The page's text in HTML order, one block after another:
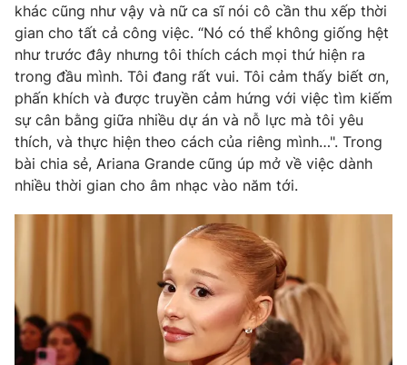
Video Shorts video
VTV Money VTV Thể thao
VTV Sức khoẻ Bất động sản
Thị trường 24h Tấm lòng Việt
Vươn mình bằng AI
VTV8
Liên hệ tòa soạn English
khác cũng như vậy và nữ ca sĩ nói cô cần thu xếp thời
gian cho tất cả công việc. “Nó có thể không giống hệt
như trước đây nhưng tôi thích cách mọi thứ hiện ra
trong đầu mình. Tôi đang rất vui. Tôi cảm thấy biết ơn,
phấn khích và được truyền cảm hứng với việc tìm kiếm
sự cân bằng giữa nhiều dự án và nỗ lực mà tôi yêu
thích, và thực hiện theo cách của riêng mình…". Trong
bài chia sẻ, Ariana Grande cũng úp mở về việc dành
nhiều thời gian cho âm nhạc vào năm tới.